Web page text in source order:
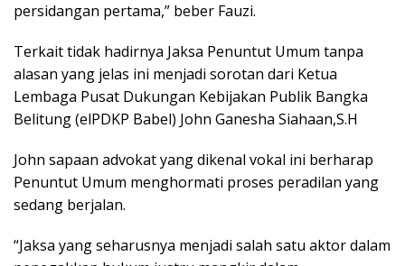
persidangan pertama,” beber Fauzi.
Terkait tidak hadirnya Jaksa Penuntut Umum tanpa
alasan yang jelas ini menjadi sorotan dari Ketua
Lembaga Pusat Dukungan Kebijakan Publik Bangka
Belitung (elPDKP Babel) John Ganesha Siahaan,S.H
John sapaan advokat yang dikenal vokal ini berharap
Penuntut Umum menghormati proses peradilan yang
sedang berjalan.
“Jaksa yang seharusnya menjadi salah satu aktor dalam